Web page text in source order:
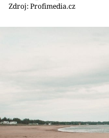
Sledujte nás
Zdroj: Profimedia.cz